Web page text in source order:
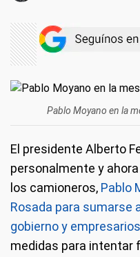
Pablo Moyano en la
El presidente Alberto
personalmente y
los camioneros, Pablo
Rosada para sumarse
gobierno y empresarios
medidas para intentar